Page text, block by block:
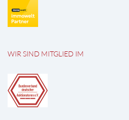
WIR SIND MITGLIED IM